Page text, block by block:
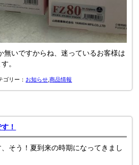
無いですからね、迷っているお客様は
。
リー： お知らせ ,商品情報
！
そう！夏到来の時期になってきまし